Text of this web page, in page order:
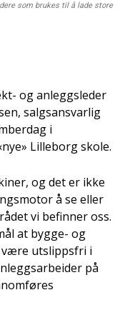
som brukes til å lade store
og anleggsleder
salgsansvarlig
i
Lilleborg skole.
og det er ikke
å se eller
vi befinner oss.
at bygge- og
være utslippsfri i
på